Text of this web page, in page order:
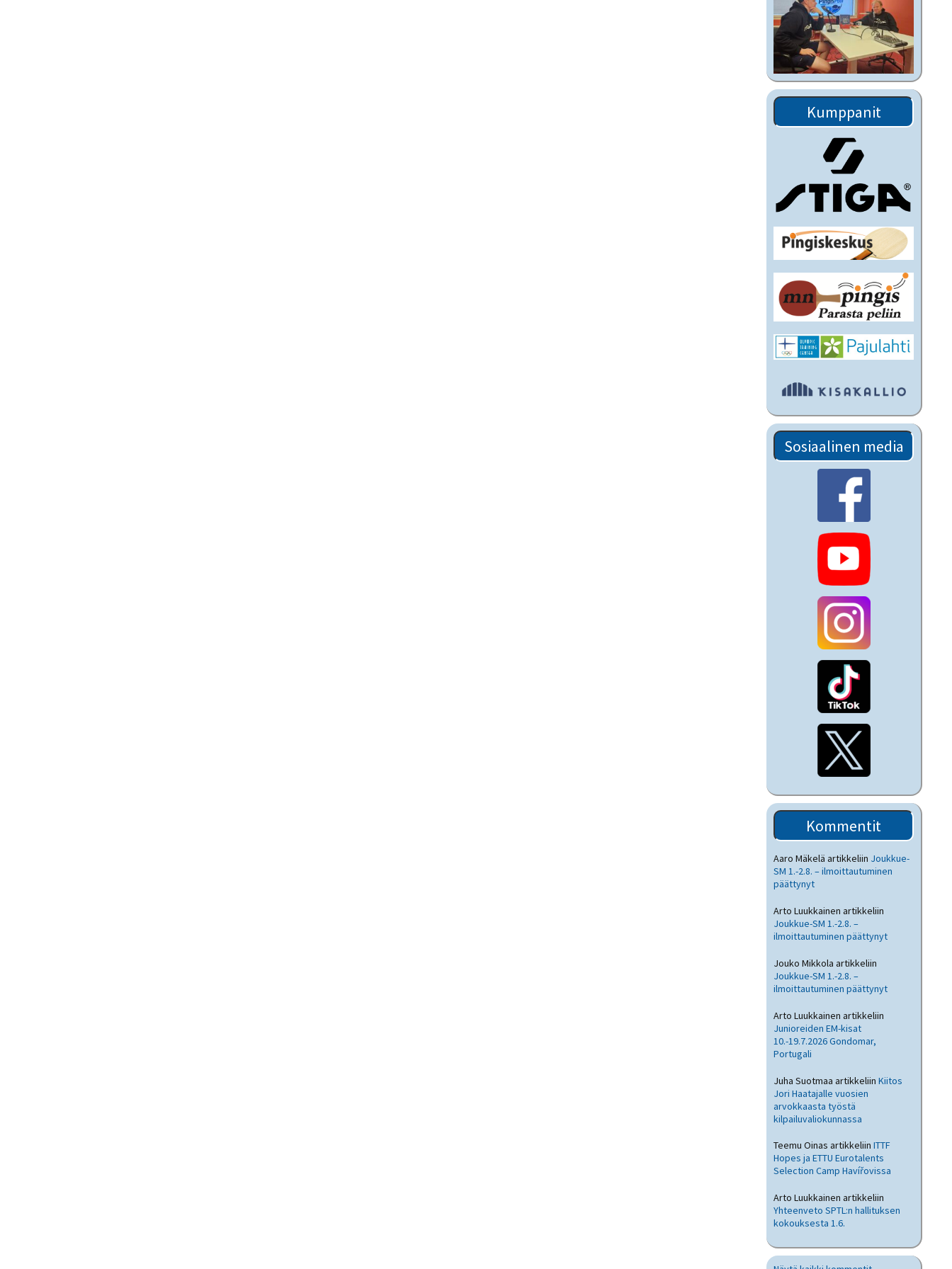
Kumppanit
Sosiaalinen media
Kommentit
Aaro Mäkelä artikkeliin Joukkue-
SM 1.-2.8. – ilmoittautuminen
päättynyt
Arto Luukkainen artikkeliin
Joukkue-SM 1.-2.8. –
ilmoittautuminen päättynyt
Jouko Mikkola artikkeliin
Joukkue-SM 1.-2.8. –
ilmoittautuminen päättynyt
Arto Luukkainen artikkeliin
Junioreiden EM-kisat
10.-19.7.2026 Gondomar,
Portugali
Juha Suotmaa artikkeliin Kiitos
Jori Haatajalle vuosien
arvokkaasta työstä
kilpailuvaliokunnassa
Teemu Oinas artikkeliin ITTF
Hopes ja ETTU Eurotalents
Selection Camp Havířovissa
Arto Luukkainen artikkeliin
Yhteenveto SPTL:n hallituksen
kokouksesta 1.6.